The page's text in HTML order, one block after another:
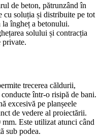
de beton, pătrunzând în
cu soluția și distribuite pe tot
la îngheț a betonului.
solului și contracția
private.
trecerea căldurii,
într-o risipă de bani.
excesivă pe planșeele
de vedere al proiectării.
Este utilizat atunci când
sub podea.